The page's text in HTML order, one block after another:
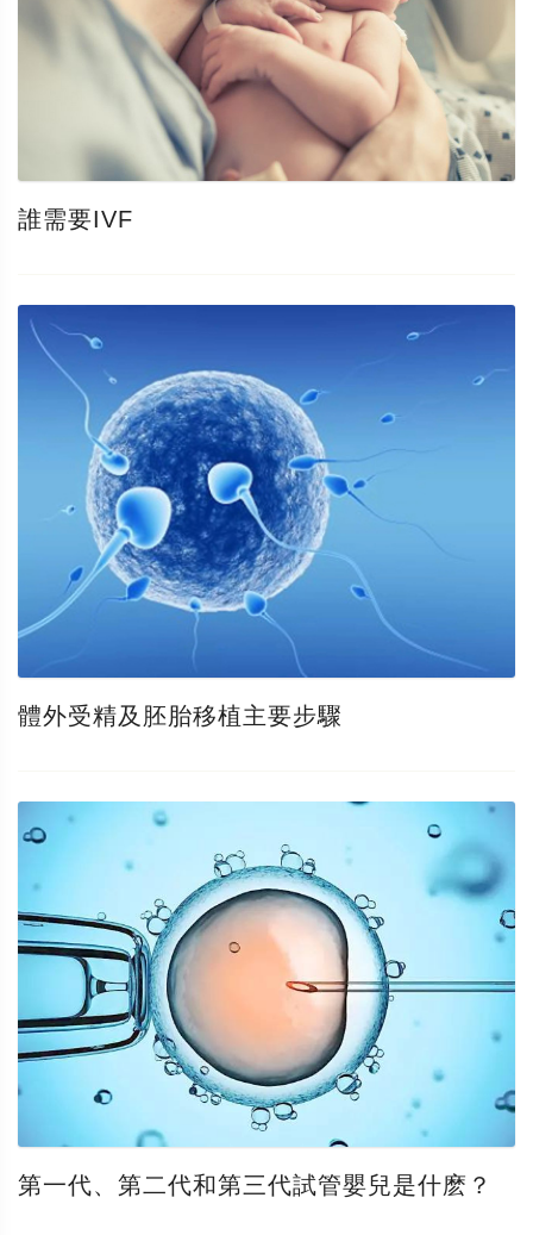
誰需要IVF
體外受精及胚胎移植主要步驟
第一代、第二代和第三代試管嬰兒是什麽？